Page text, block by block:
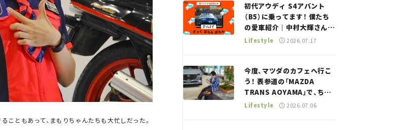
こともあって、まもりちゃんたちも大忙しだった。
初代アウディ S4アバント
（B5）に乗ってます！ 僕たち
の愛車紹介｜中村大輝さん
——瀬イオナと嶋田智之の
Lifestyle 2026.07.17
今度、マツダのカフェへ行こ
う！ 表参道の「MAZDA
TRANS AOYAMA」で、ちょ
っとひと息。——連載｜CCG
Lifestyle 2026.07.06